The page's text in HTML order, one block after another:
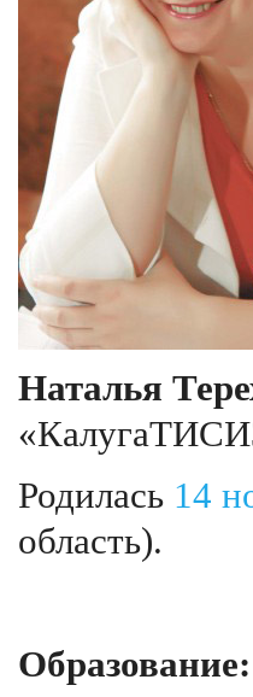
Наталья
Родилась 14
область).
Образование: